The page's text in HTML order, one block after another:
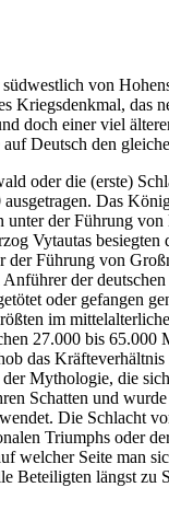
von
Kriegsdenkmal, das
doch einer viel
Deutsch den
oder die (erste)
Das
der Führung von
Vytautas besiegten
der Führung von
der
oder gefangen
im
27.000 bis 65.000
das
Mythologie, die
Schatten und
Die Schlacht
Triumphs oder
welcher Seite man
Beteiligten längst zu